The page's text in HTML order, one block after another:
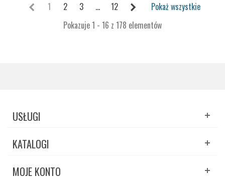
1 2 3 ... 12
Pokaż wszystkie
Pokazuje 1 - 16 z 178 elementów
USŁUGI
KATALOGI
MOJE KONTO